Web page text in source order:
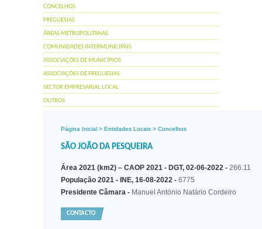
CONCELHOS
FREGUESIAS
ÁREAS METROPOLITANAS
COMUNIDADES INTERMUNICIPAIS
ASSOCIAÇÕES DE MUNICÍPIOS
ASSOCIAÇÕES DE FREGUESIAS
SECTOR EMPRESARIAL LOCAL
OUTROS
Página Inicial > Entidades Locais > Concelhos
SÃO JOÃO DA PESQUEIRA
Área 2021 (km2) – CAOP 2021 - DGT, 02-06-2022 - 266.11
População 2021 - INE, 16-08-2022 - 6775
Presidente Câmara - Manuel António Natário Cordeiro
CONTACTO